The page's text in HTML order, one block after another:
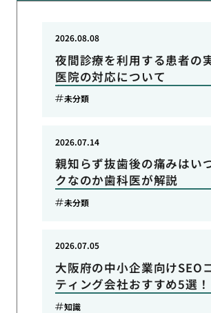
夜間診療を利用する患者の
医院の対応について
2026.08.08
未分類
親知らず抜歯後の痛みはい
クなのか歯科医が解説
2026.07.14
未分類
大阪府の中小企業向けSEO
ティング会社おすすめ5選！
2026.07.05
知識